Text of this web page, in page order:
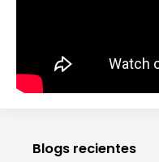
Blogs recientes